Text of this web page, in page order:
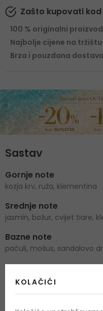
Zašto kupovati kod
100 % originalni
Najbolje cijene na tržištu
Brza i pouzdana dostava
Sastav
Gornje note
kozja krv, ruža, klementina
Srednje note
jasmin, božur, cvijet tiare,
Bazne note
pačuli, mošus, sandalovo
O proizvodu
KOLAČIĆI